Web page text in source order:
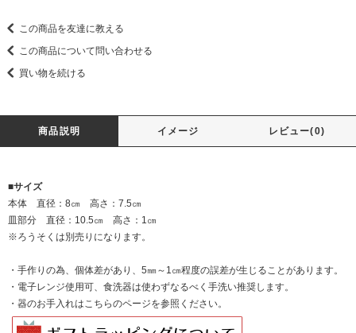
この商品を友達に教える
この商品について問い合わせる
買い物を続ける
商品説明 イメージ レビュー(0)
■サイズ
本体 直径：8㎝ 高さ：7.5㎝
皿部分 直径：10.5㎝ 高さ：1㎝
※ろうそくは別売りになります。
・手作りの為、個体差があり、5㎜～1㎝程度の誤差が生じることがあります。
・電子レンジ使用可、食洗器は使わずなるべく手洗い推奨します。
・器のお手入れは こちらのページを参照ください。